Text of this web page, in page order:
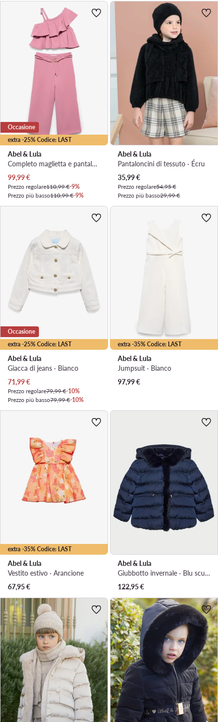
extra -25% Codice: LAST
Occasione
Abel & Lula
Completo maglietta e pantaloni · Rosa
Prezzo attuale
99,99€
Prezzo regolare110,99 €-9%
Prezzo più basso110,99 €-9%
Abel & Lula
Pantaloncini di tessuto · Écru
Prezzo attuale
35,99€
Prezzo regolare54,95 €
Prezzo più basso29,99 €
extra -25% Codice: LAST
Occasione
Abel & Lula
Giacca di jeans · Bianco
Prezzo attuale
71,99€
Prezzo regolare79,99 €-10%
Prezzo più basso79,99 €-10%
extra -35% Codice: LAST
Abel & Lula
Jumpsuit · Bianco
97,99€
extra -35% Codice: LAST
Abel & Lula
Vestito estivo · Arancione
67,95€
Abel & Lula
Giubbotto invernale · Blu scuro
122,95€